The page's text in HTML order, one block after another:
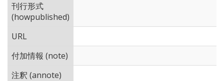
刊行形式
(howpublished)
URL
付加情報 (note)
注釈 (annote)